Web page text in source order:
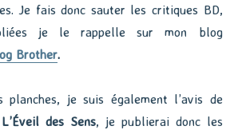
Je fais donc sauter les critiques BD,
je le rappelle sur mon blog
Brother.
planches, je suis également l’avis de
L’Éveil des Sens, je publierai donc les